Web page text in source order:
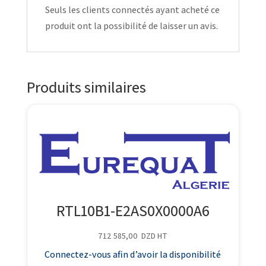
Seuls les clients connectés ayant acheté ce
produit ont la possibilité de laisser un avis.
Produits similaires
RTL10B1-E2AS0X0000A6
712 585,00 DZD HT
Connectez-vous afin d’avoir la disponibilité